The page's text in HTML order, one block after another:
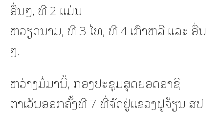
ອື່ນໆ, ທີ 2 ແມ່ນ
ຫວຽດນາມ, ທີ 3 ໄທ, ທີ 4 ເກົາຫລີ ແລະ ອື່ນ
ໆ.
ຫວ່າງມໍ່ມານີ້, ກອງປະຊຸມສຸດຍອດອາຊີ
ຕາເວັນອອກຄັ້ງທີ 7 ທີ່ຈັດຢູ່ແຂວງຝູຈ້ຽນ ສປ